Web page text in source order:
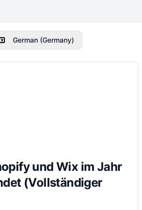
German (Germany)
und Wix im Jahr
(Vollständiger